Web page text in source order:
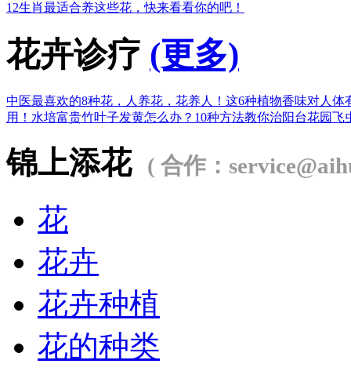
12生肖最适合养这些花，快来看看你的吧！
花卉诊疗 (更多)
中医最喜欢的8种花，人养花，花养人！ 这6种植物香味对人体
用！ 水培富贵竹叶子发黄怎么办？ 10种方法教你治阳台花园飞
锦上添花 ( 合作：
花
花卉
花卉种植
花的种类